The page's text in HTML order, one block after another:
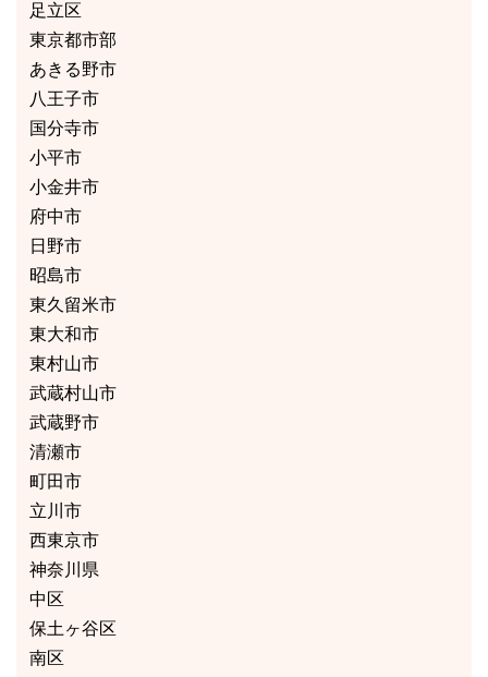
足立区
東京都市部
あきる野市
八王子市
国分寺市
小平市
小金井市
府中市
日野市
昭島市
東久留米市
東大和市
東村山市
武蔵村山市
武蔵野市
清瀬市
町田市
立川市
西東京市
神奈川県
中区
保土ヶ谷区
南区